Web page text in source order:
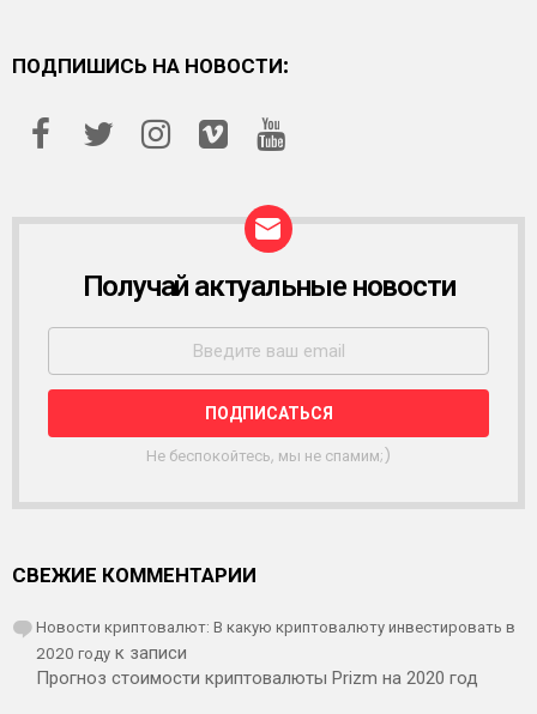
ПОДПИШИСЬ НА НОВОСТИ:
С
Ы
Л
К
Получай актуальные новости
Не беспокойтесь, мы не спамим;)
СВЕЖИЕ КОММЕНТАРИИ
Новости криптовалют: В какую криптовалюту инвестировать в
2020 году к записи
Прогноз стоимости криптовалюты Prizm на 2020 год